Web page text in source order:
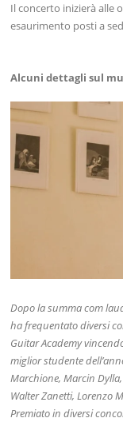
Il concerto inizierà alle
esaurimento posti a
Alcuni dettagli sul
Dopo la summa com
ha frequentato diversi
Guitar Academy
miglior studente
Marchione, Marcin
Walter Zanetti, Lorenzo
Premiato in diversi